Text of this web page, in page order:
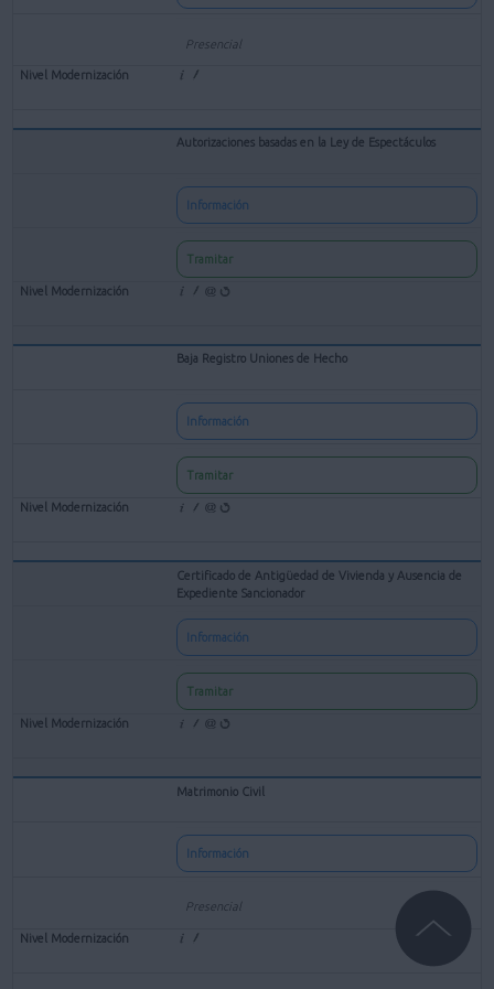
Presencial
Autorizaciones basadas en la Ley de Espectáculos
Información
Tramitar
Baja Registro Uniones de Hecho
Información
Tramitar
Certificado de Antigüedad de Vivienda y Ausencia de
Expediente Sancionador
Información
Tramitar
Matrimonio Civil
Información
Presencial